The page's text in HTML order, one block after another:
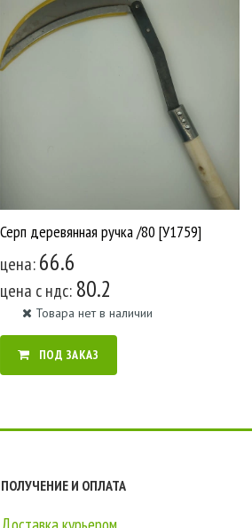
Серп деревянная ручка /80 [У1759]
цена:66.6
цена c ндс: 80.2
Товара нет в наличии
ПОД ЗАКАЗ
ПОЛУЧЕНИЕ И ОПЛАТА